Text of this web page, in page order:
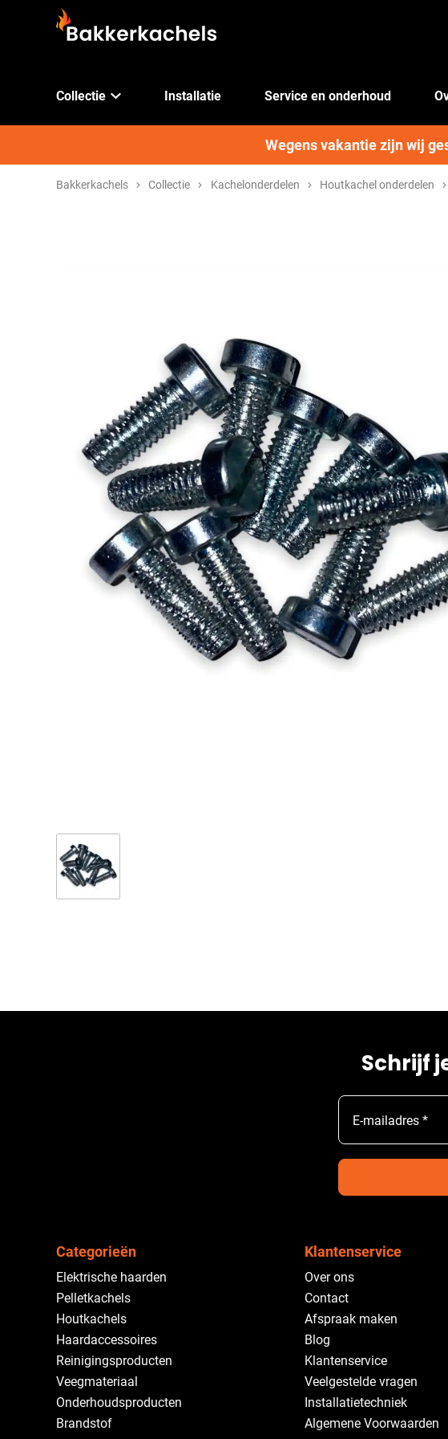
Collectie Installatie Service en onderhoud
Wegens vakantie zijn wij
Bakkerkachels Collectie Kachelonderdelen Houtkachel onderdelen
Schrijf
E-mailadres *
Categorieën
Elektrische haarden
Pelletkachels
Houtkachels
Haardaccessoires
Reinigingsproducten
Veegmateriaal
Onderhoudsproducten
Brandstof
Klantenservice
Over ons
Contact
Afspraak maken
Blog
Klantenservice
Veelgestelde vragen
Installatietechniek
Algemene Voorwaarden